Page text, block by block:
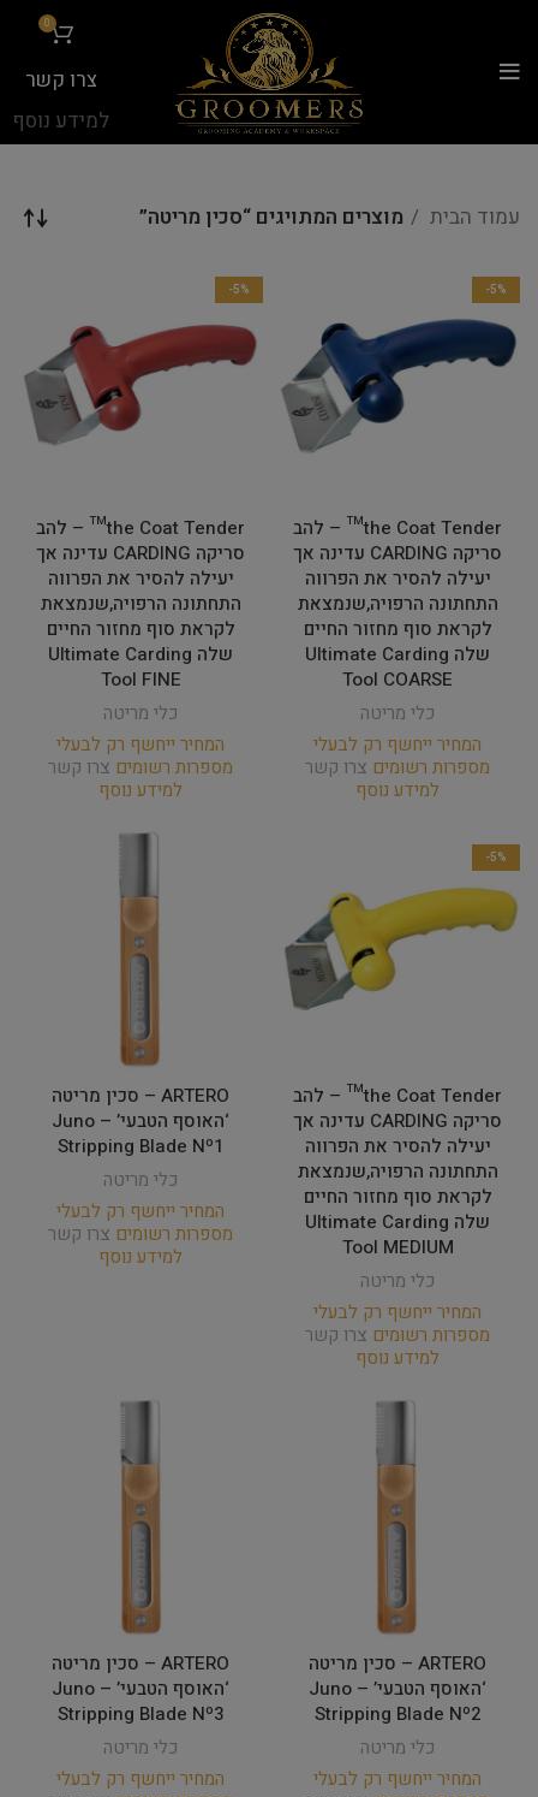
0
צרו קשר
למידע נוסף
עמוד הבית מוצרים המתויגים “סכין מריטה”
-5%
the Coat Tender™ – להב
סריקה CARDING עדינה אך
יעילה להסיר את הפרווה
התחתונה הרפויה,שנמצאת
לקראת סוף מחזור החיים
שלה Ultimate Carding
Tool COARSE
כלי מריטה
המחיר ייחשף רק לבעלי
מספרות רשומים צרו קשר
למידע נוסף
-5%
the Coat Tender™ – להב
סריקה CARDING עדינה אך
יעילה להסיר את הפרווה
התחתונה הרפויה,שנמצאת
לקראת סוף מחזור החיים
שלה Ultimate Carding
Tool FINE
כלי מריטה
המחיר ייחשף רק לבעלי
מספרות רשומים צרו קשר
למידע נוסף
-5%
the Coat Tender™ – להב
סריקה CARDING עדינה אך
יעילה להסיר את הפרווה
התחתונה הרפויה,שנמצאת
לקראת סוף מחזור החיים
שלה Ultimate Carding
Tool MEDIUM
כלי מריטה
המחיר ייחשף רק לבעלי
מספרות רשומים צרו קשר
למידע נוסף
ARTERO – סכין מריטה
‘האוסף הטבעי’ Juno –
Stripping Blade Nº1
כלי מריטה
המחיר ייחשף רק לבעלי
מספרות רשומים צרו קשר
למידע נוסף
ARTERO – סכין מריטה
‘האוסף הטבעי’ Juno –
Stripping Blade Nº2
כלי מריטה
המחיר ייחשף רק לבעלי
ARTERO – סכין מריטה
‘האוסף הטבעי’ Juno –
Stripping Blade Nº3
כלי מריטה
המחיר ייחשף רק לבעלי